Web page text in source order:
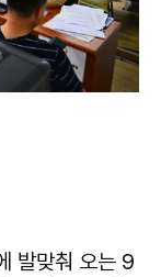
발맞춰 오는 9